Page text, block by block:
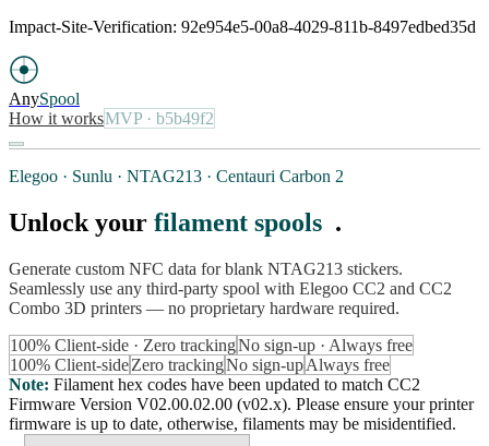
Impact-Site-Verification: 92e954e5-00a8-4029-811b-8497edbed35d
AnySpool
How it worksMVP· b5b49f2
Elegoo · Sunlu · NTAG213 · Centauri Carbon 2
Unlock your filament spools .
Generate custom NFC data for blank NTAG213 stickers.
Seamlessly use any third-party spool with Elegoo CC2 and CC2
Combo 3D printers — no proprietary hardware required.
100% Client-side · Zero trackingNo sign-up · Always free
100% Client-sideZero trackingNo sign-upAlways free
Note: Filament hex codes have been updated to match CC2
Firmware Version V02.00.02.00 (v02.x). Please ensure your printer
firmware is up to date, otherwise, filaments may be misidentified.